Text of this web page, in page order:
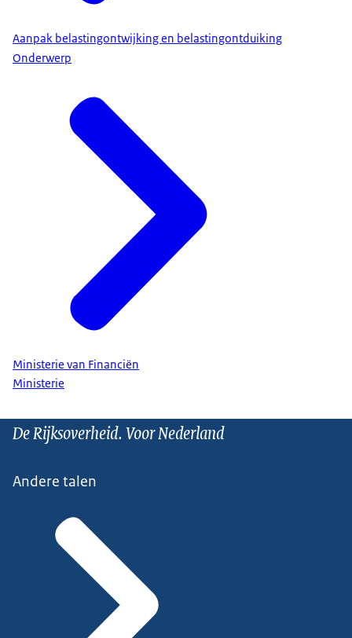
Aanpak belastingontwijking en belastingontduiking
Onderwerp
Ministerie van Financiën
Ministerie
De Rijksoverheid. Voor Nederland
Andere talen